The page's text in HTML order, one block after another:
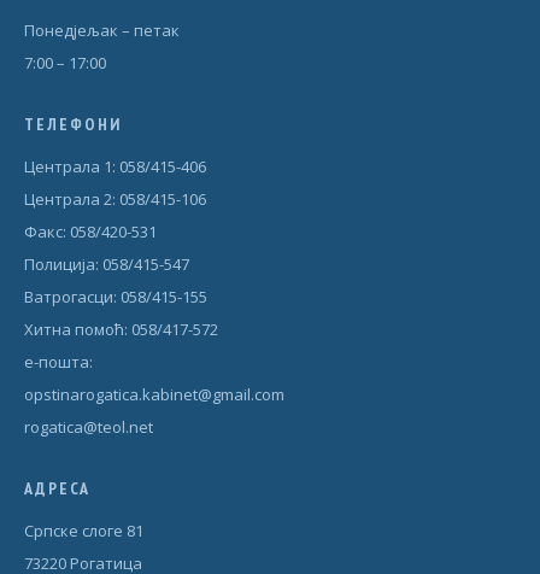
Понедjељак – петак
7:00 – 17:00
ТЕЛЕФОНИ
Централа 1: 058/415-406
Централа 2: 058/415-106
Факс: 058/420-531
Полиција: 058/415-547
Ватрогасци: 058/415-155
Хитна помоћ: 058/417-572
е-пошта:
opstinarogatica.kabinet@gmail.com
rogatica@teol.net
АДРЕСА
Српске слоге 81
73220 Рогатица